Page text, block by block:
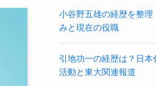
小谷野五雄の経歴を整
みと現在の役職
引地功一の経歴は？日
活動と東大関連報道